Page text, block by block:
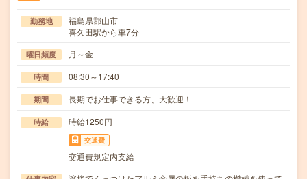
勤務地
福島県郡山市
喜久田駅から車7分
曜日頻度 月～金
時間 08:30～17:40
期間 長期でお仕事できる方、大歓迎！
時給 時給1250円
交通費
交通費規定内支給